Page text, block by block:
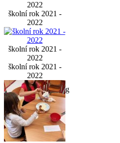
2022
školní rok 2021 -
2022
školní rok 2021 -
2022
školní rok 2021 -
2022